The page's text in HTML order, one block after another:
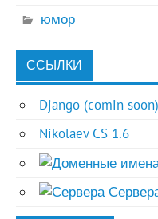
юмор
ССЫЛКИ
Django (comin soon)
Nikolaev CS 1.6